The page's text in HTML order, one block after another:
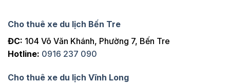
Cho thuê xe du lịch Bến Tre
ĐC: 104 Võ Văn Khánh, Phường 7, Bến Tre
Hotline: 0916 237 090
Cho thuê xe du lịch Vĩnh Long